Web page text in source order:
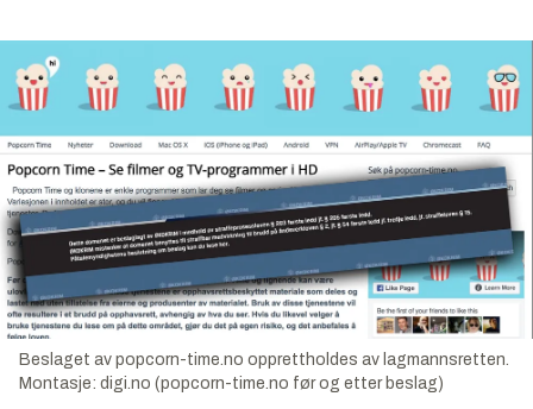
Beslaget av popcorn-time.no opprettholdes av lagmannsretten.
Montasje: digi.no (popcorn-time.no før og etter beslag)